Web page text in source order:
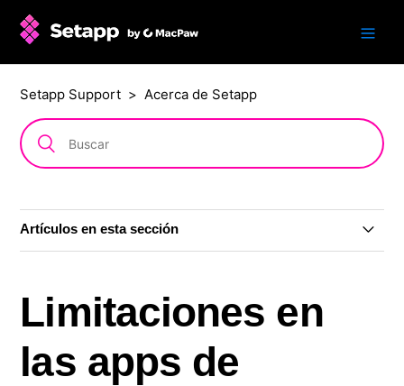
Setapp Support Acerca de Setapp
Artículos en esta sección
Requisitos del sistema de Setapp
¿Está Setapp disponible en el App Store?
Limitaciones en
las apps de